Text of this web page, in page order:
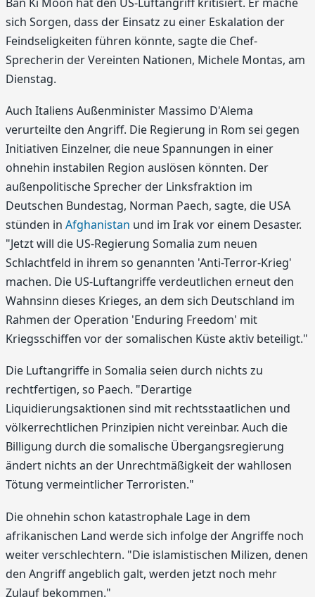
sich Sorgen, dass der Einsatz zu einer Eskalation der
Feindseligkeiten führen könnte, sagte die Chef-
Sprecherin der Vereinten Nationen, Michele Montas, am
Dienstag.
Auch Italiens Außenminister Massimo D'Alema
verurteilte den Angriff. Die Regierung in Rom sei gegen
Initiativen Einzelner, die neue Spannungen in einer
ohnehin instabilen Region auslösen könnten. Der
außenpolitische Sprecher der Linksfraktion im
Deutschen Bundestag, Norman Paech, sagte, die USA
stünden in Afghanistan und im Irak vor einem Desaster.
"Jetzt will die US-Regierung Somalia zum neuen
Schlachtfeld in ihrem so genannten 'Anti-Terror-Krieg'
machen. Die US-Luftangriffe verdeutlichen erneut den
Wahnsinn dieses Krieges, an dem sich Deutschland im
Rahmen der Operation 'Enduring Freedom' mit
Kriegsschiffen vor der somalischen Küste aktiv beteiligt."
Die Luftangriffe in Somalia seien durch nichts zu
rechtfertigen, so Paech. "Derartige
Liquidierungsaktionen sind mit rechtsstaatlichen und
völkerrechtlichen Prinzipien nicht vereinbar. Auch die
Billigung durch die somalische Übergangsregierung
ändert nichts an der Unrechtmäßigkeit der wahllosen
Tötung vermeintlicher Terroristen."
Die ohnehin schon katastrophale Lage in dem
afrikanischen Land werde sich infolge der Angriffe noch
weiter verschlechtern. "Die islamistischen Milizen, denen
den Angriff angeblich galt, werden jetzt noch mehr
Zulauf bekommen."